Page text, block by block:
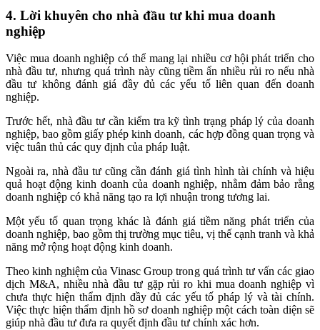
4. Lời khuyên cho nhà đầu tư khi mua doanh
nghiệp
Việc mua doanh nghiệp có thể mang lại nhiều cơ hội phát triển cho
nhà đầu tư, nhưng quá trình này cũng tiềm ẩn nhiều rủi ro nếu nhà
đầu tư không đánh giá đầy đủ các yếu tố liên quan đến doanh
nghiệp.
Trước hết, nhà đầu tư cần kiểm tra kỹ tình trạng pháp lý của doanh
nghiệp, bao gồm giấy phép kinh doanh, các hợp đồng quan trọng và
việc tuân thủ các quy định của pháp luật.
Ngoài ra, nhà đầu tư cũng cần đánh giá tình hình tài chính và hiệu
quả hoạt động kinh doanh của doanh nghiệp, nhằm đảm bảo rằng
doanh nghiệp có khả năng tạo ra lợi nhuận trong tương lai.
Một yếu tố quan trọng khác là đánh giá tiềm năng phát triển của
doanh nghiệp, bao gồm thị trường mục tiêu, vị thế cạnh tranh và khả
năng mở rộng hoạt động kinh doanh.
Theo kinh nghiệm của Vinasc Group trong quá trình tư vấn các giao
dịch M&A, nhiều nhà đầu tư gặp rủi ro khi mua doanh nghiệp vì
chưa thực hiện thẩm định đầy đủ các yếu tố pháp lý và tài chính.
Việc thực hiện thẩm định hồ sơ doanh nghiệp một cách toàn diện sẽ
giúp nhà đầu tư đưa ra quyết định đầu tư chính xác hơn.